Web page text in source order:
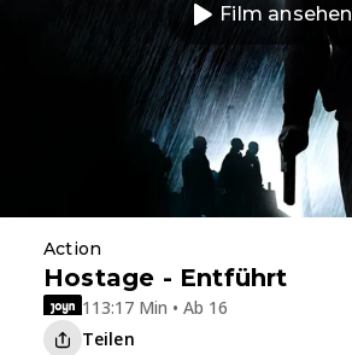
Film ansehen
Action
Hostage - Entführt
113:17 Min • Ab 16
Teilen